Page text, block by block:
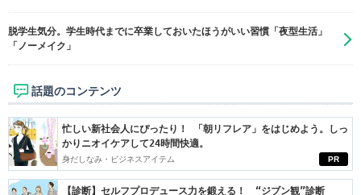
脱学生気分。学生時代までに卒業しておいたほうがいい習慣「夜型生活」
「ノーメイク」
話題のコンテンツ
PR
忙しい新社会人にぴったり！ 「朝リフレア」をはじめよう。しっ
かりニオイケアして24時間快適。
身だしなみ・ビジネスアイテム
【診断】セルフプロデュース力を鍛える！ “ジブン観”診断